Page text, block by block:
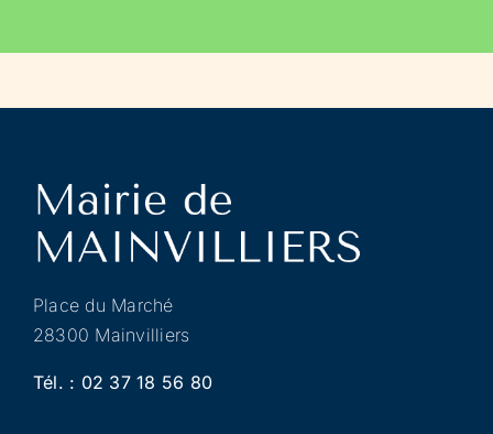
Place du Marché
28300 Mainvilliers
Tél. : 02 37 18 56 80